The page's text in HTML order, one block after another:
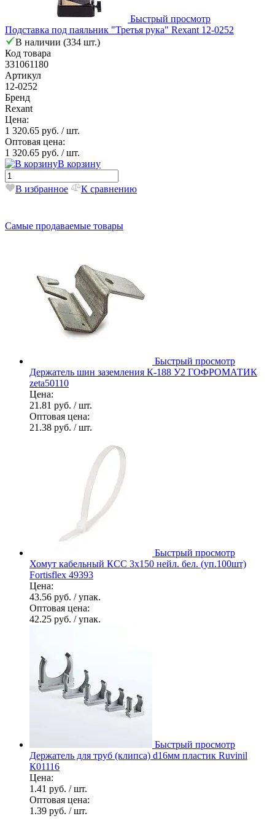
Быстрый просмотр
Подставка под паяльник "Третья рука" Rexant 12-0252
В наличии (334 шт.)
Код товара
331061180
Артикул
12-0252
Бренд
Rexant
Цена:
1 320.65 руб. / шт.
Оптовая цена:
1 320.65 руб. / шт.
В корзину
В избранное К сравнению
Самые продаваемые товары
Быстрый просмотр
Держатель шин заземления К-188 У2 ГОФРОМАТИК
zeta50110
Цена:
21.81 руб. / шт.
Оптовая цена:
21.38 руб. / шт.
Быстрый просмотр
Хомут кабельный КСС 3х150 нейл. бел. (уп.100шт)
Fortisflex 49393
Цена:
43.56 руб. / упак.
Оптовая цена:
42.25 руб. / упак.
Быстрый просмотр
Держатель для труб (клипса) d16мм пластик Ruvinil
К01116
Цена:
1.41 руб. / шт.
Оптовая цена:
1.39 руб. / шт.